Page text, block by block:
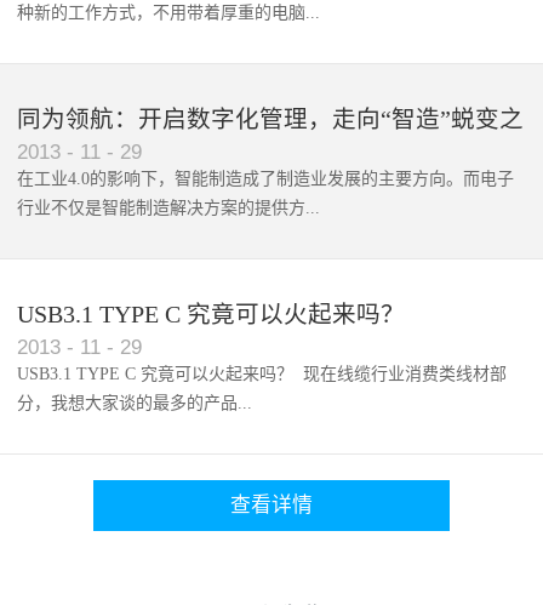
种新的工作方式，不用带着厚重的电脑...
同为领航：开启数字化管理，走向“智造”蜕变之
路
2013 - 11 - 29
在工业4.0的影响下，智能制造成了制造业发展的主要方向。而电子
行业不仅是智能制造解决方案的提供方...
USB3.1 TYPE C 究竟可以火起来吗？
2013 - 11 - 29
USB3.1 TYPE C 究竟可以火起来吗？ 现在线缆行业消费类线材部
分，我想大家谈的最多的产品...
查看详情